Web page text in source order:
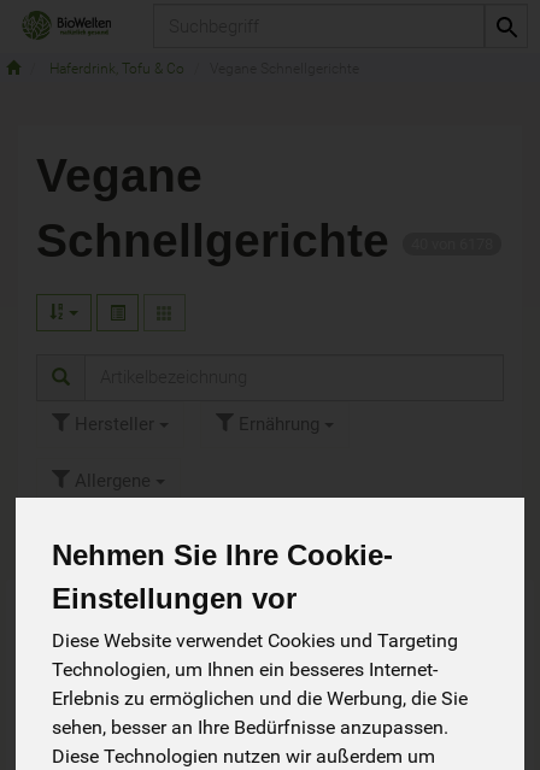
Nehmen Sie Ihre Cookie-
Einstellungen vor
Diese Website verwendet Cookies und Targeting
Technologien, um Ihnen ein besseres Internet-
Erlebnis zu ermöglichen und die Werbung, die Sie
sehen, besser an Ihre Bedürfnisse anzupassen.
Diese Technologien nutzen wir außerdem um
Haferdrink, Tofu & Co
Vegane
Schnellgerichte
Hersteller Ernährung
Allergene
Art.-Nr. 5139